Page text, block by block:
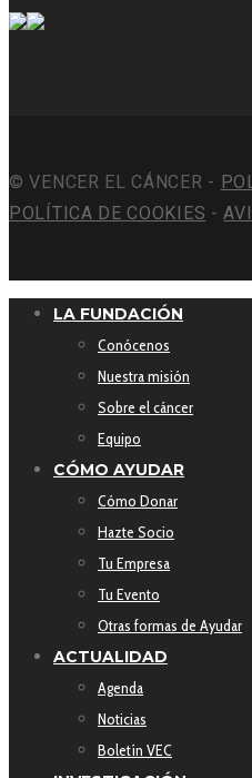
© VENCER EL CÁNCER -
POLÍTICA DE COOKIES -
LA FUNDACIÓN
Conócenos
Nuestra misión
Sobre el cáncer
Equipo
CÓMO AYUDAR
Cómo Donar
Hazte Socio
Tu Empresa
Tu Evento
Otras formas de Ayudar
ACTUALIDAD
Agenda
Noticias
Boletín VEC